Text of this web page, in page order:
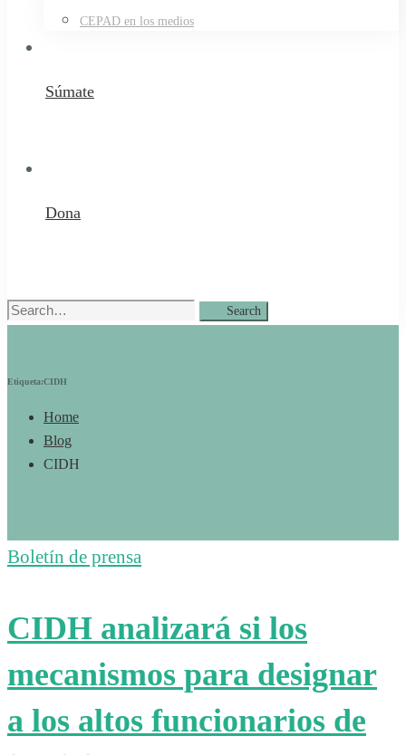
CEPAD en los medios
Súmate
Dona
Search
Search
Etiqueta:CIDH
Home
Blog
CIDH
Boletín de prensa
CIDH analizará si los
mecanismos para designar
a los altos funcionarios de